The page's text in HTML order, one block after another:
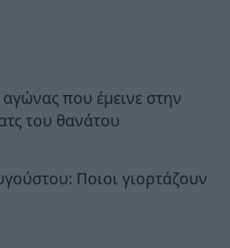
που έμεινε στην
του θανάτου
Ποιοι γιορτάζουν